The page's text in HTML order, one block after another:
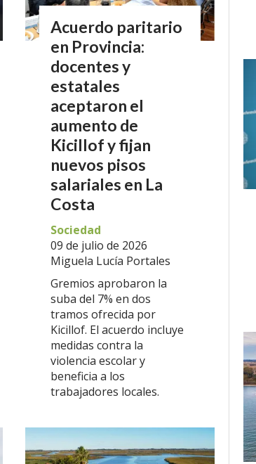
Acuerdo paritario
en Provincia:
docentes y
estatales
aceptaron el
aumento de
Kicillof y fijan
nuevos pisos
salariales en La
Costa
Miguela Lucía Portales
Sociedad
09 de julio de 2026
Gremios aprobaron la
suba del 7% en dos
tramos ofrecida por
Kicillof. El acuerdo incluye
medidas contra la
violencia escolar y
beneficia a los
trabajadores locales.